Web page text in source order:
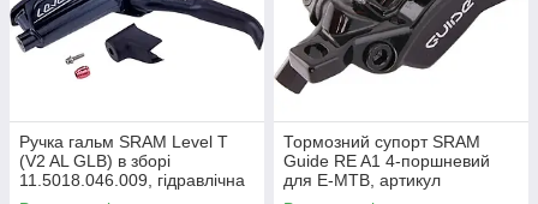
Ручка гальм SRAM Level T
(V2 AL GLB) в зборі
11.5018.046.009, гідравлічна
Тормозний супорт SRAM
Guide RE A1 4-поршневий
для E-MTB, артикул
11.5018.008.032